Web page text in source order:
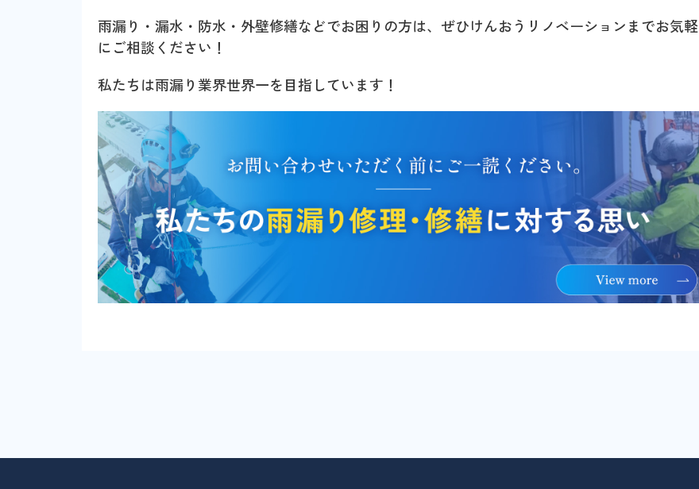
雨漏り・漏水・防水・外壁修繕などでお困りの方は、ぜひけんおうリノベーションまでお気軽
にご相談ください！
私たちは雨漏り業界世界一を目指しています！